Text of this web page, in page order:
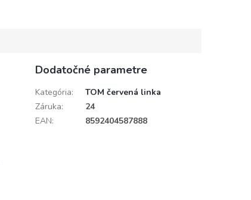
Dodatočné parametre
Kategória:
TOM červená linka
Záruka:
24
EAN: 8592404587888